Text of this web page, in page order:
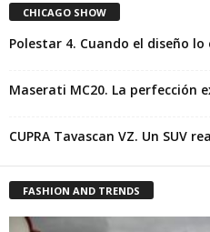
CHICAGO SHOW
Polestar 4. Cuando el diseño lo
Maserati MC20. La perfección
CUPRA Tavascan VZ. Un SUV
FASHION AND TRENDS